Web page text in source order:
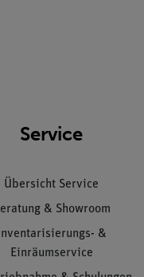
Service
Übersicht Service
& Showroom
&
Einräumservice